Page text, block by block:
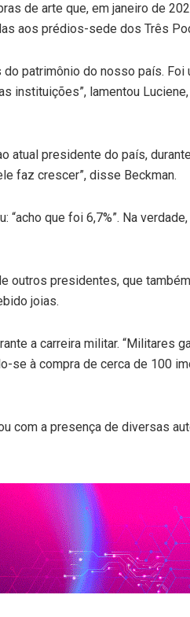
de arte que, em janeiro de
aos prédios-sede dos Três
patrimônio do nosso país. Foi
instituições”, lamentou
atual presidente do país,
faz crescer”, disse Beckman.
que foi 6,7%”. Na verdade,
outros presidentes, que também
joias.
a carreira militar. “Militares
se à compra de cerca de 100
com a presença de diversas